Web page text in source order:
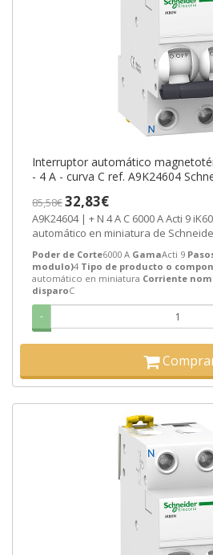
Interruptor automático
- 4 A - curva C ref. A9K24604
85,58€32,83€
A9K24604 | + N 4 A C 6000 A Acti 9 iK60 Acti 9 4 Interruptor
automático en miniatura de
Poder de Corte6000 A GamaActi 9
modulo)4 Tipo de producto o
automático en miniatura Corriente
disparoC
-